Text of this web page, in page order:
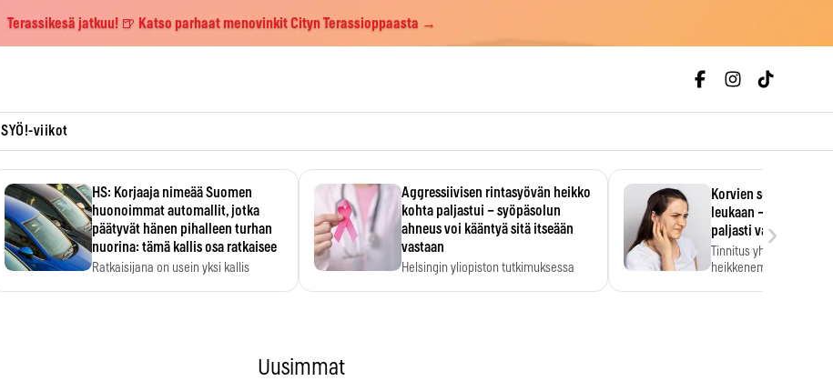
Terassikesä jatkuu! 🍺 Katso parhaat menovinkit Cityn Terassioppaasta →
SYÖ!-viikot
HS: Korjaaja nimeää Suomen
huonoimmat automallit, jotka
päätyvät hänen pihalleen turhan
nuorina: tämä kallis osa ratkaisee
Ratkaisijana on usein yksi kallis
Aggressiivisen rintasyövän heikko
kohta paljastui – syöpäsolun
ahneus voi kääntyä sitä itseään
vastaan
Helsingin yliopiston tutkimuksessa
Korvien soiminen
leukaan – 47 349
paljasti vahvan
Tinnitus yhdistetään
heikkenemiseen.
›
Uusimmat